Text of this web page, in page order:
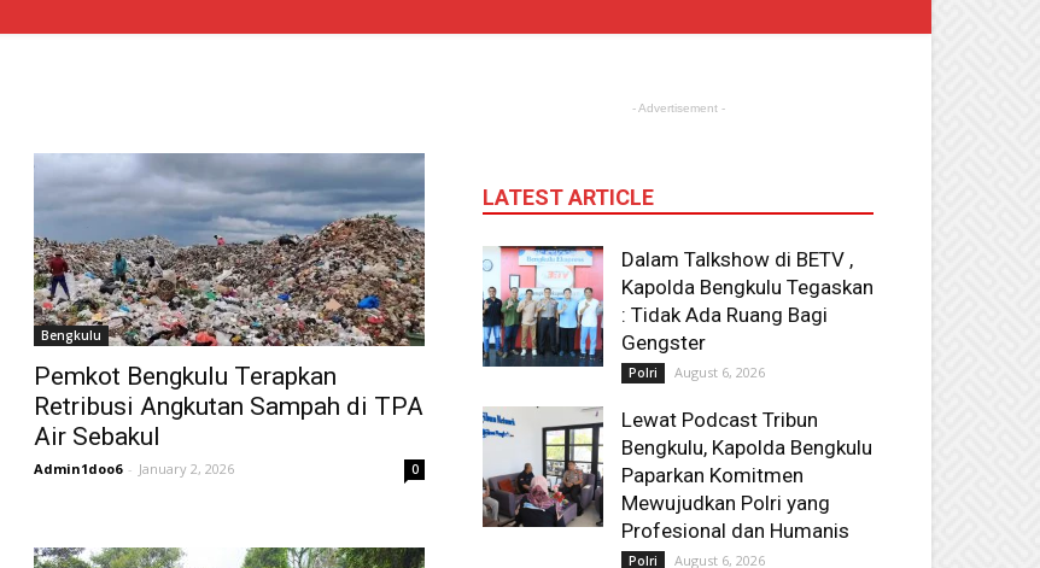
Bengkulu
Pemkot Bengkulu Terapkan
Retribusi Angkutan Sampah di TPA
Air Sebakul
Admin1doo6 - January 2, 2026 0
- Advertisement -
LATEST ARTICLE
Dalam Talkshow di BETV ,
Kapolda Bengkulu Tegaskan
: Tidak Ada Ruang Bagi
Gengster
Polri August 6, 2026
Lewat Podcast Tribun
Bengkulu, Kapolda Bengkulu
Paparkan Komitmen
Mewujudkan Polri yang
Profesional dan Humanis
Polri August 6, 2026